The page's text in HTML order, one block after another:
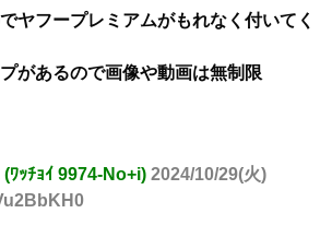
ヤフープレミアムがもれなく付いてく
があるので画像や動画は無制限
ﾜｯﾁｮｲ 9974-No+i) 2024/10/29(火)